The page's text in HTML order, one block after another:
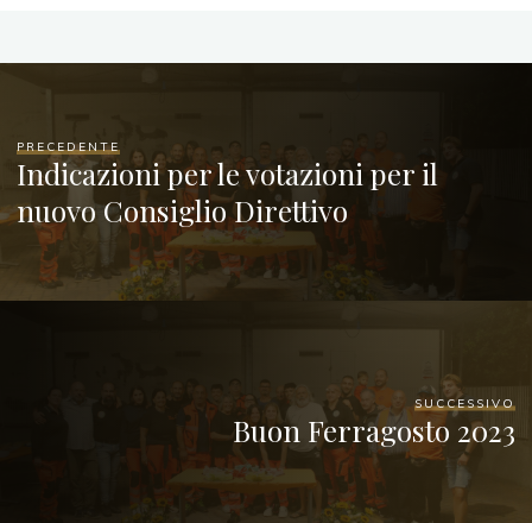
PRECEDENTE
Indicazioni per le votazioni per il
nuovo Consiglio Direttivo
SUCCESSIVO
Buon Ferragosto 2023